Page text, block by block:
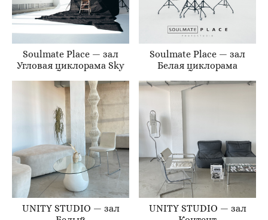
Soulmate Place — зал
Угловая циклорама Sky
Soulmate Place — зал
Белая циклорама
UNITY STUDIO — зал
UNITY STUDIO — зал